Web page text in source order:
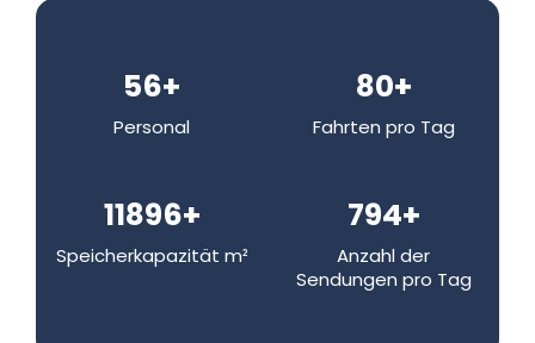
70+
Personal
100+
Fahrten pro Tag
14965+
Speicherkapazität m²
998+
Anzahl der
Sendungen pro Tag